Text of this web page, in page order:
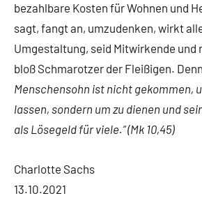
bezahlbare Kosten für Wohnen und
sagt, fangt an, umzudenken, wirkt
Umgestaltung, seid Mitwirkende und
bloß Schmarotzer der Fleißigen.
Menschensohn ist nicht gekommen,
lassen, sondern um zu dienen und
als Lösegeld für viele.“ (Mk 10,45)
Charlotte Sachs
13.10.2021